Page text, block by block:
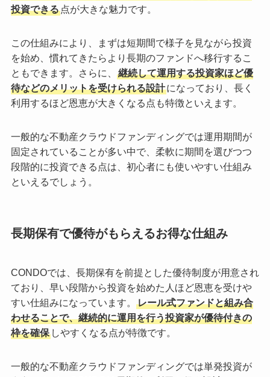
投資できる点が大きな魅力です。
この仕組みにより、まずは短期間で様子を見ながら投資
を始め、慣れてきたらより長期のファンドへ移行するこ
ともできます。さらに、
継続して運用する投資家ほど優
待などのメリットを受けられる設計になっており、長く
利用するほど恩恵が大きくなる点も特徴といえます。
一般的な不動産クラウドファンディングでは運用期間が
固定されていることが多い中で、柔軟に期間を選びつつ
段階的に投資できる点は、初心者にも使いやすい仕組み
といえるでしょう。
長期保有で優待がもらえるお得な仕組み
CONDOでは、長期保有を前提とした優待制度が用意され
ており、早い段階から投資を始めた人ほど恩恵を受けや
すい仕組みになっています。
レール式ファンドと組み合
わせることで、継続的に運用を行う投資家が優待付きの
枠を確保しやすくなる点が特徴です。
一般的な不動産クラウドファンディングでは単発投資が